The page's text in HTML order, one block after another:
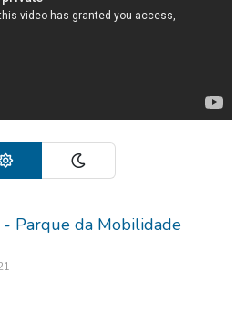
- Parque da Mobilidade